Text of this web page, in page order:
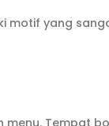
motif yang
Tempat